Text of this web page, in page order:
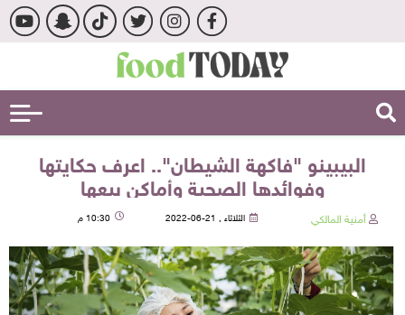
البيبينو "فاكهة الشيطان".. اعرف حكايتها
وفوائدها الصحية وأماكن بيعها
أمنية المالكي الثلاثاء , 21-06-2022 10:30 م